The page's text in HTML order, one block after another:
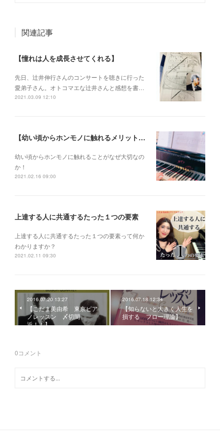
関連記事
【憧れは人を成長させてくれる】
先日、辻井伸行さんのコンサートを 聴きに行った
愛弟子さん。 オトコマエな辻井さんと 感想を書…
2021.03.09 12:10
【幼い頃からホンモノに触れるメリットとは？】
幼い頃からホンモノに 触れることがなぜ大切なの
か！
2021.02.16 09:00
上達する人に共通するたった１つの要素
上達する人に共通するたった１つの要素って何か
わかりますか？
2021.02.11 09:30
2016.07.20 13:27
【こだま美由希 東京ピア
ノレッスン 〆切間
近！！】
2016.07.18 12:34
【知らないと大きく人生を
損する フロー理論】
0コメント